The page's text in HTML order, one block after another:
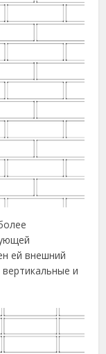
ей внешний
и